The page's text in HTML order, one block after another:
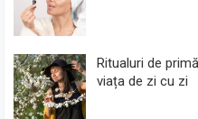
Ritualuri de
viața de zi cu zi